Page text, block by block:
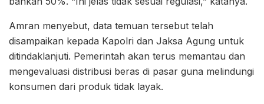
Amran menyebut, data temuan tersebut telah
disampaikan kepada Kapolri dan Jaksa Agung untuk
ditindaklanjuti. Pemerintah akan terus memantau dan
mengevaluasi distribusi beras di pasar guna melindungi
konsumen dari produk tidak layak.